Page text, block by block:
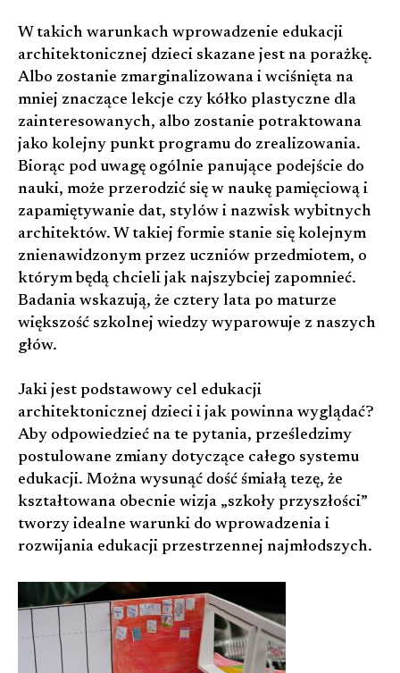
W takich warunkach wprowadzenie edukacji
architektonicznej dzieci skazane jest na porażkę.
Albo zostanie zmarginalizowana i wciśnięta na
mniej znaczące lekcje czy kółko plastyczne dla
zainteresowanych, albo zostanie potraktowana
jako kolejny punkt programu do zrealizowania.
Biorąc pod uwagę ogólnie panujące podejście do
nauki, może przerodzić się w naukę pamięciową i
zapamiętywanie dat, stylów i nazwisk wybitnych
architektów. W takiej formie stanie się kolejnym
znienawidzonym przez uczniów przedmiotem, o
którym będą chcieli jak najszybciej zapomnieć.
Badania wskazują, że cztery lata po maturze
większość szkolnej wiedzy wyparowuje z naszych
głów.
Jaki jest podstawowy cel edukacji
architektonicznej dzieci i jak powinna wyglądać?
Aby odpowiedzieć na te pytania, prześledzimy
postulowane zmiany dotyczące całego systemu
edukacji. Można wysunąć dość śmiałą tezę, że
kształtowana obecnie wizja „szkoły przyszłości”
tworzy idealne warunki do wprowadzenia i
rozwijania edukacji przestrzennej najmłodszych.